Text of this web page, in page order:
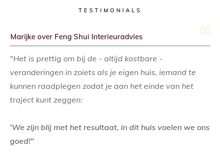
TESTIMONIALS
Marijke over Feng Shui Interieuradvies
"Het is prettig om bij de - altijd kostbare -
veranderingen in zoiets als je eigen huis, iemand te
kunnen raadplegen zodat je aan het einde van het
traject kunt zeggen:
'We zijn blij met het resultaat, in dit huis voelen we ons
goed!"